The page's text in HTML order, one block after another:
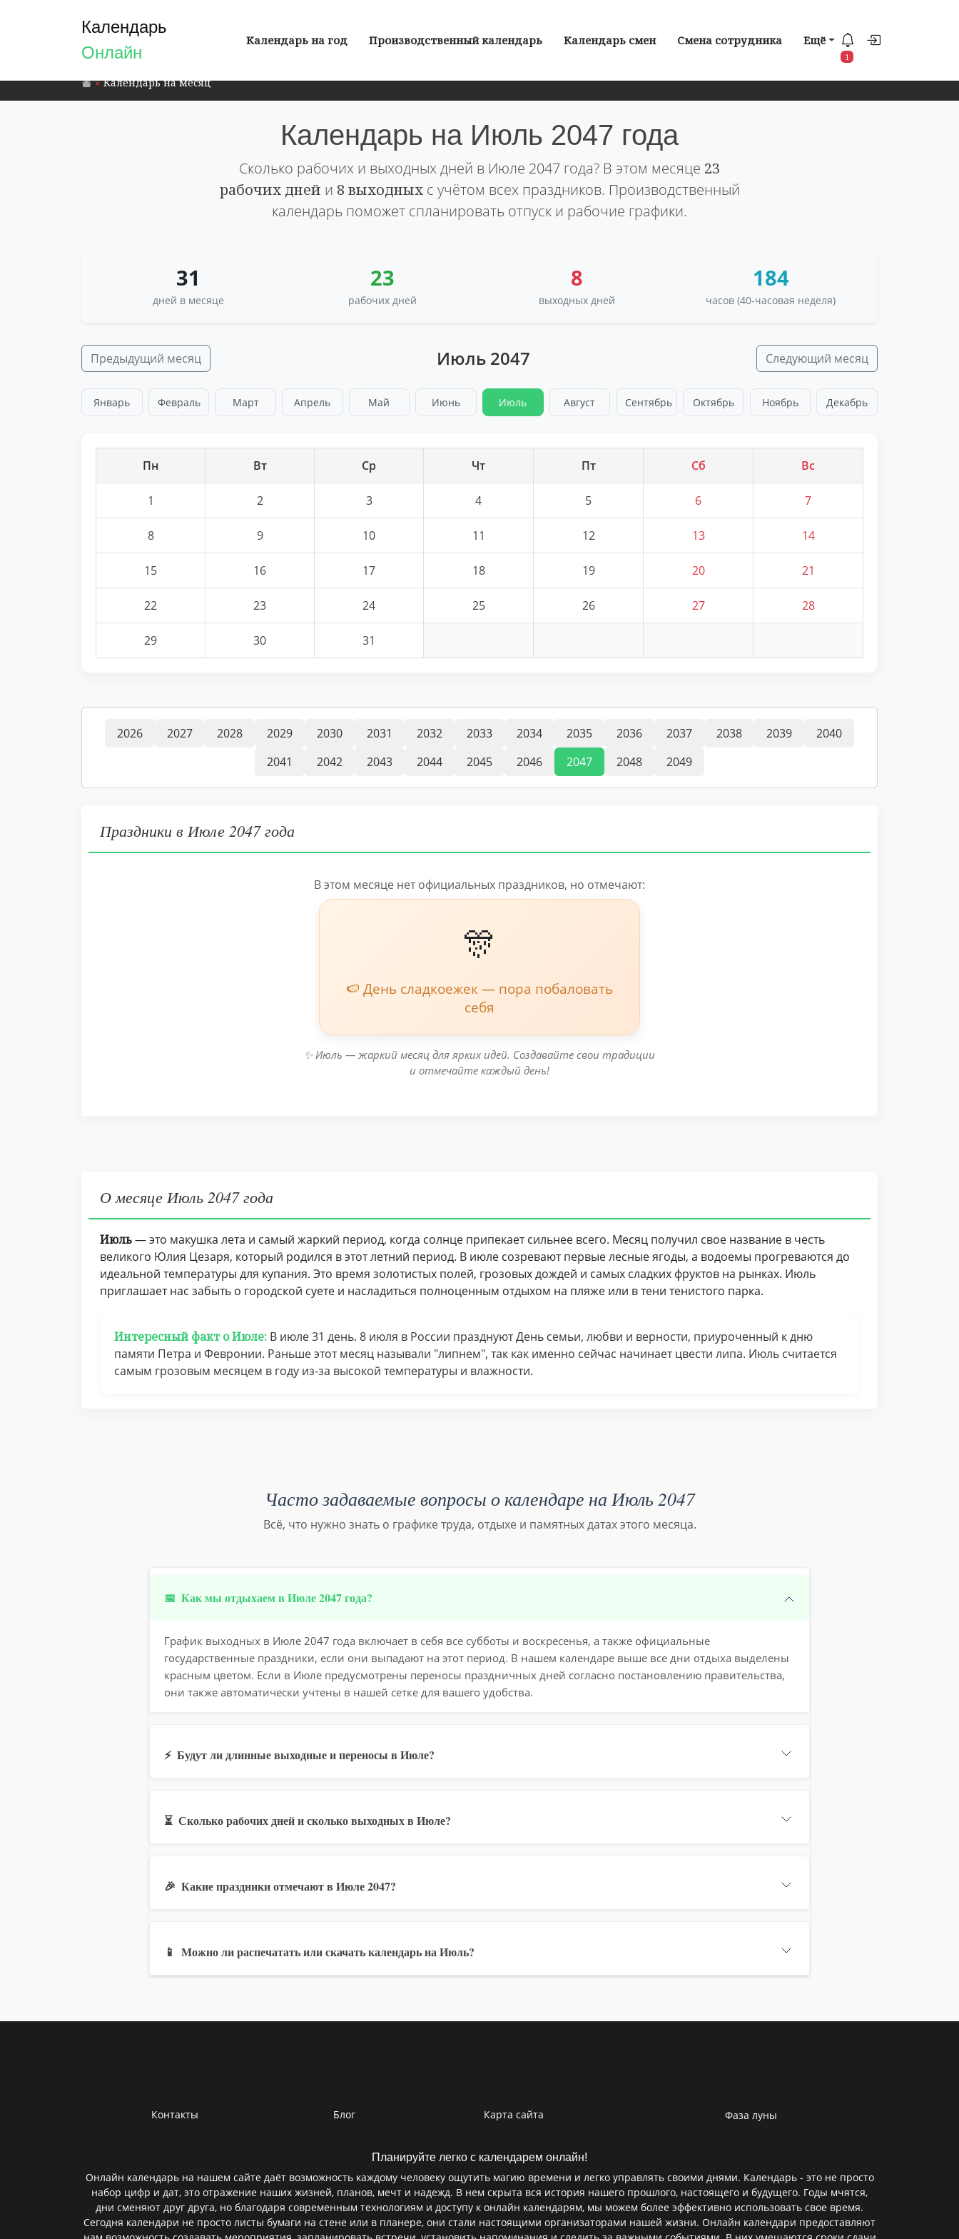
Календарь
Онлайн
Календарь на год Производственный календарь Календарь смен Смена сотрудника Ещё
1
Календарь на месяц
Календарь на Июль 2047 года
Сколько рабочих и выходных дней в Июле 2047 года? В этом месяце 23
рабочих дней и 8 выходныхс учётом всех праздников. Производственный
календарь поможет спланировать отпуск и рабочие графики.
31
дней в месяце
23
рабочих дней
8
выходных дней
184
часов (40-часовая неделя)
Предыдущий месяц Июль 2047 Следующий месяц
Январь Февраль Март Апрель Май Июнь Июль Август Сентябрь Октябрь Ноябрь Декабрь
Пн Вт Ср Чт Пт Сб Вс
1 2 3 4 5 6 7
8 9 10 11 12 13 14
15 16 17 18 19 20 21
22 23 24 25 26 27 28
29 30 31
2026 2027 2028 2029 2030 2031 2032 2033 2034 2035 2036 2037 2038 2039
2040
2041
2042 2043 2044 2045 2046 2047 2048 2049
Праздники в Июле 2047 года
В этом месяце нет официальных праздников, но отмечают:
🎊
🍉 День сладкоежек — пора побаловать
себя
✨ Июль — жаркий месяц для ярких идей. Создавайте свои традиции
и отмечайте каждый день!
О месяце Июль 2047 года
Июль— это макушка лета и самый жаркий период, когда солнце припекает сильнее всего. Месяц получил свое название в честь
великого Юлия Цезаря, который родился в этот летний период. В июле созревают первые лесные ягоды, а водоемы прогреваются до
идеальной температуры для купания. Это время золотистых полей, грозовых дождей и самых сладких фруктов на рынках. Июль
приглашает нас забыть о городской суете и насладиться полноценным отдыхом на пляже или в тени тенистого парка.
Интересный факт о Июле: В июле 31 день. 8 июля в России празднуют День семьи, любви и верности, приуроченный к дню
памяти Петра и Февронии. Раньше этот месяц называли "липнем", так как именно сейчас начинает цвести липа. Июль считается
самым грозовым месяцем в году из-за высокой температуры и влажности.
Часто задаваемые вопросы о календаре на Июль 2047
Всё, что нужно знать о графике труда, отдыхе и памятных датах этого месяца.
📅 Как мы отдыхаем в Июле 2047 года?
График выходных в Июле 2047 года включает в себя все субботы и воскресенья, а также официальные
государственные праздники, если они выпадают на этот период. В нашем календаре выше все дни отдыха выделены
красным цветом. Если в Июле предусмотрены переносы праздничных дней согласно постановлению правительства,
они также автоматически учтены в нашей сетке для вашего удобства.
⚡ Будут ли длинные выходные и переносы в Июле?
⏳ Сколько рабочих дней и сколько выходных в Июле?
🎉 Какие праздники отмечают в Июле 2047?
📱 Можно ли распечатать или скачать календарь на Июль?
Контакты Блог Карта сайта Фаза луны
Планируйте легко с календарем онлайн!
Онлайн календарь на нашем сайте даёт возможность каждому человеку ощутить магию времени и легко управлять своими днями. Календарь - это не просто
набор цифр и дат, это отражение наших жизней, планов, мечт и надежд. В нем скрыта вся история нашего прошлого, настоящего и будущего. Годы мчятся,
дни сменяют друг друга, но благодаря современным технологиям и доступу к онлайн календарям, мы можем более эффективно использовать свое время.
Сегодня календари не просто листы бумаги на стене или в планере, они стали настоящими организаторами нашей жизни. Онлайн календари предоставляют